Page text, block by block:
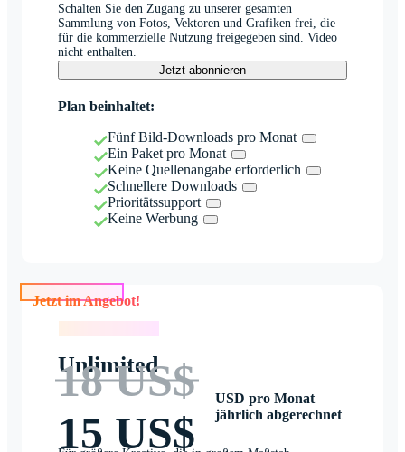
Schalten Sie den Zugang zu unserer gesamten
Sammlung von Fotos, Vektoren und Grafiken frei, die
für die kommerzielle Nutzung freigegeben sind. Video
nicht enthalten.
Jetzt abonnieren
Plan beinhaltet:
Fünf Bild-Downloads pro Monat
Ein Paket pro Monat
Keine Quellenangabe erforderlich
Schnellere Downloads
Prioritätssupport
Keine Werbung
Jetzt im Angebot!
Unlimited
18 US$
15 US$
USD pro Monat
jährlich abgerechnet